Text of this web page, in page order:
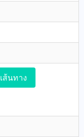
เส้นทาง